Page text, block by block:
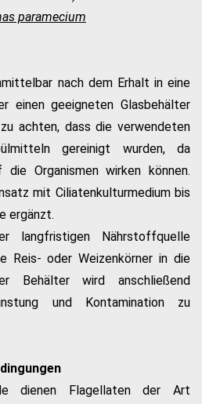
paramecium
nach dem Erhalt in eine
einen geeigneten Glasbehälter
achten, dass die verwendeten
gereinigt wurden, da
Organismen wirken können.
mit Ciliatenkulturmedium bis
ergänzt.
langfristigen Nährstoffquelle
Reis- oder Weizenkörner in die
Behälter wird anschließend
und Kontamination zu
dienen Flagellaten der Art